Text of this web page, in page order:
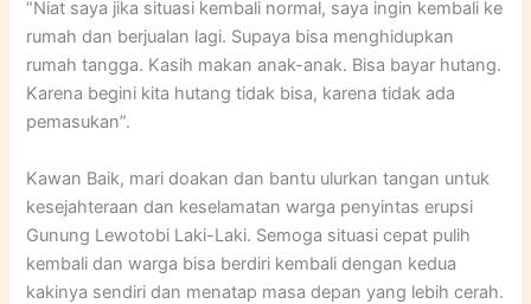
“Niat saya jika situasi kembali normal, saya ingin kembali ke
rumah dan berjualan lagi. Supaya bisa menghidupkan
rumah tangga. Kasih makan anak-anak. Bisa bayar hutang.
Karena begini kita hutang tidak bisa, karena tidak ada
pemasukan”.
Kawan Baik, mari doakan dan bantu ulurkan tangan untuk
kesejahteraan dan keselamatan warga penyintas erupsi
Gunung Lewotobi Laki-Laki. Semoga situasi cepat pulih
kembali dan warga bisa berdiri kembali dengan kedua
kakinya sendiri dan menatap masa depan yang lebih cerah.